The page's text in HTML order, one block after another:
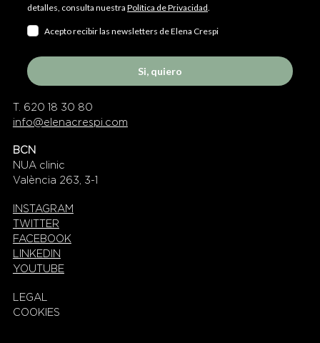
detalles, consulta nuestra Política de Privacidad
Acepto recibir las newsletters de Elena Crespi
Si, quiero
T. 620 18 30 80
info@elenacrespi.com
BCN
NUA clinic
València 263, 3-1
INSTAGRAM
TWITTER
FACEBOOK
LINKEDIN
YOUTUBE
LEGAL
COOKIES